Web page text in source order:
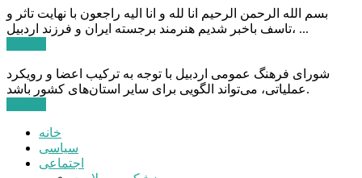
بسم الله الرحمن الرحیم انا لله و انا الیه راجعون با نهایت تاثر و
تاسف باخبر شدیم هنرمند برجسته ایران و فرزند اردبیل، ...
شورای فرهنگ عمومی اردبیل با توجه به ترکیب اعضا و رویکرد
عملیاتی، می‌تواند الگویی برای سایر استان‌های کشور باشد.
خانه
سیاسی
اجتماعی